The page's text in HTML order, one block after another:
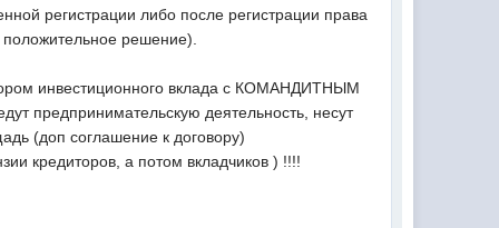
регистрации либо после регистрации права
решение).
инвестиционного вклада с КОМАНДИТНЫМ
предпринимательскую деятельность, несут
(доп соглашение к договору)
кредиторов, а потом вкладчиков ) !!!!